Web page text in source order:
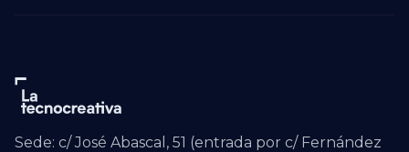
Sede: c/ José Abascal, 51 (entrada por c/ Fernández